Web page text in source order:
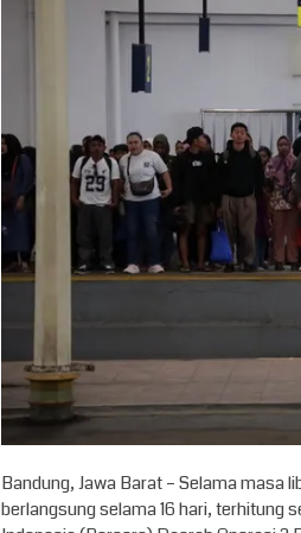
Bandung, Jawa Barat – Selama masa
berlangsung selama 16 hari, terhitung